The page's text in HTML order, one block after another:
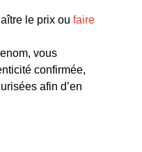
le prix ou faire
vous
confirmée,
afin d’en